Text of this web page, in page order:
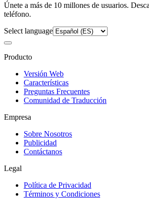
Únete a más de 10 millones de usuarios.
teléfono.
Select language
Producto
Versión Web
Características
Preguntas Frecuentes
Comunidad de Traducción
Empresa
Sobre Nosotros
Publicidad
Contáctanos
Legal
Política de Privacidad
Términos y Condiciones